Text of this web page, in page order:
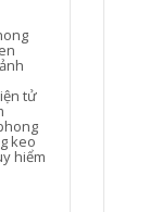
tử
keo
hiểm